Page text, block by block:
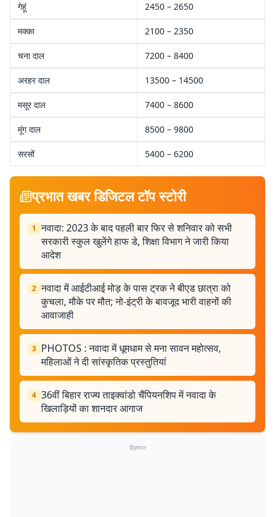
गेहूं 2450 – 2650
मक्का 2100 – 2350
चना दाल 7200 – 8400
अरहर दाल 13500 – 14500
मसूर दाल 7400 – 8600
मूंग दाल 8500 – 9800
सरसों 5400 – 6200
प्रभात खबर डिजिटल टॉप स्टोरी
1 नवादा: 2023 के बाद पहली बार फिर से शनिवार को सभी
सरकारी स्कुल खुलेंगे हाफ डे, शिक्षा विभाग ने जारी किया
आदेश
2 नवादा में आईटीआई मोड़ के पास ट्रक ने बीएड छात्रा को
कुचला, मौके पर मौत; नो-इंट्री के बावजूद भारी वाहनों की
आवाजाही
3 PHOTOS : नवादा में धूमधाम से मना सावन महोत्सव,
महिलाओं ने दी सांस्कृतिक प्रस्तुतियां
4 36वीं बिहार राज्य ताइक्वांडो चैंपियनशिप में नवादा के
खिलाड़ियों का शानदार आगाज
विज्ञापन